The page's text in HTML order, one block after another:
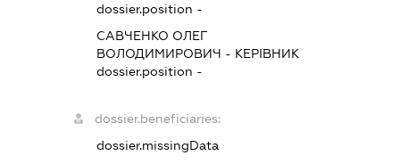
dossier.position -
САВЧЕНКО ОЛЕГ
ВОЛОДИМИРОВИЧ - КЕРІВНИК
dossier.position -
dossier.beneficiaries:
dossier.missingData